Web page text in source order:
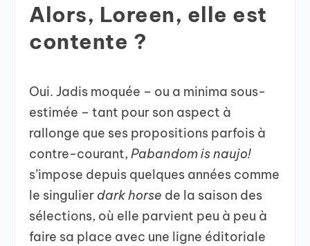
Alors, Loreen, elle est
contente ?
Oui. Jadis moquée – ou a minima sous-
estimée – tant pour son aspect à
rallonge que ses propositions parfois à
contre-courant,Pabandom is naujo!
s’impose depuis quelques années comme
le singulier dark horse de la saison des
sélections, où elle parvient peu à peu à
faire sa place avec une ligne éditoriale